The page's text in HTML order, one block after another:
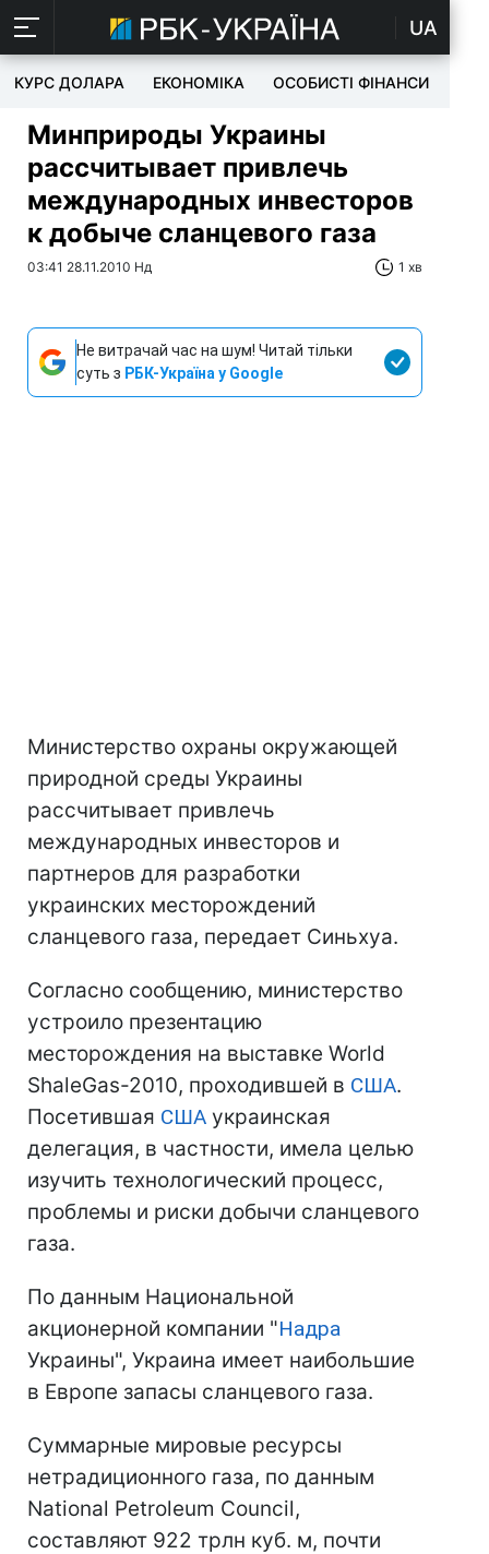
UA
КУРС ДОЛАРА ЕКОНОМІКА ОСОБИСТІ ФІНАНСИ
Минприроды Украины
рассчитывает привлечь
международных инвесторов
к добыче сланцевого газа
03:41 28.11.2010 Нд 1 хв
Не витрачай час на шум! Читай тільки
суть з РБК-Україна у Google
Министерство охраны окружающей
природной среды Украины
рассчитывает привлечь
международных инвесторов и
партнеров для разработки
украинских месторождений
сланцевого газа, передает Синьхуа.
Согласно сообщению, министерство
устроило презентацию
месторождения на выставке World
ShaleGas-2010, проходившей в США.
Посетившая США украинская
делегация, в частности, имела целью
изучить технологический процесс,
проблемы и риски добычи сланцевого
газа.
По данным Национальной
акционерной компании "Надра
Украины", Украина имеет наибольшие
в Европе запасы сланцевого газа.
Суммарные мировые ресурсы
нетрадиционного газа, по данным
National Petroleum Council,
составляют 922 трлн куб. м, почти